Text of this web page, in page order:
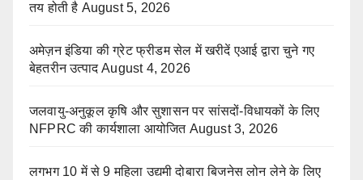
तय होती है August 5, 2026
अमेज़न इंडिया की ग्रेट फ्रीडम सेल में खरीदें एआई द्वारा चुने गए
बेहतरीन उत्पाद August 4, 2026
जलवायु-अनुकूल कृषि और सुशासन पर सांसदों-विधायकों के लिए
NFPRC की कार्यशाला आयोजित August 3, 2026
लगभग 10 में से 9 महिला उद्यमी दोबारा बिजनेस लोन लेने के लिए